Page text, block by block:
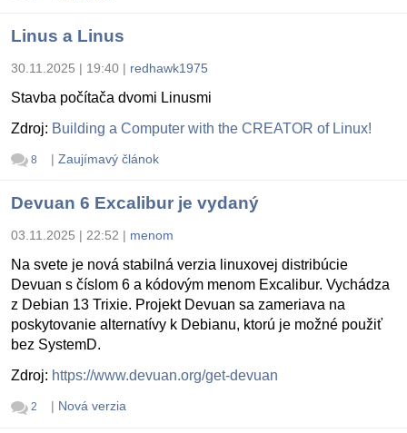
Linus a Linus
30.11.2025 | 19:40 | redhawk1975
Stavba počítača dvomi Linusmi
Zdroj: Building a Computer with the CREATOR of Linux!
8 | Zaujímavý článok
Devuan 6 Excalibur je vydaný
03.11.2025 | 22:52 | menom
Na svete je nová stabilná verzia linuxovej distribúcie
Devuan s číslom 6 a kódovým menom Excalibur. Vychádza
z Debian 13 Trixie. Projekt Devuan sa zameriava na
poskytovanie alternatívy k Debianu, ktorú je možné použiť
bez SystemD.
Zdroj: https://www.devuan.org/get-devuan
2 | Nová verzia